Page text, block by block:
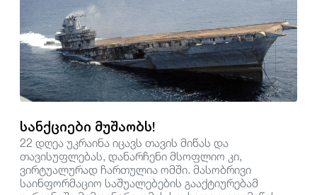
სანქციები მუშაობს!
22 დღეა უკრაინა იცავს თავის მიწას და
თავისუფლებას, დანარჩენი მსოფლიო კი,
ვირტუალურად ჩართულია ომში. მასობრივი
საინფორმაციო საშუალებების გააქტიურებამ